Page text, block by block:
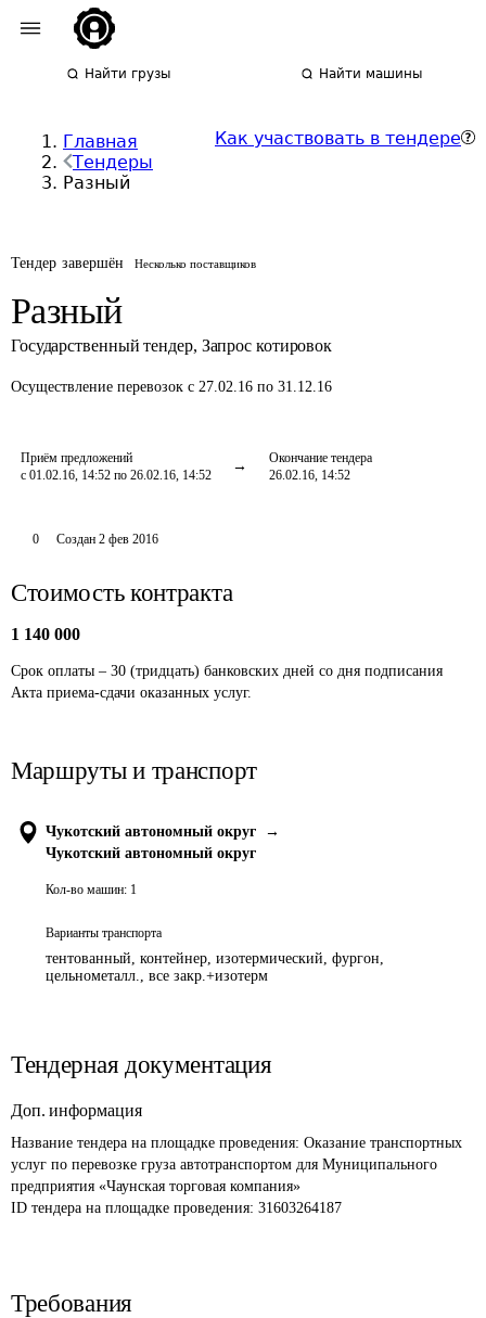
Найти грузы Найти машины
Главная
Тендеры
Разный
Как участвовать в тендере
Тендер завершён Несколько поставщиков
Разный
Государственный тендер, Запрос котировок
Осуществление перевозок с 27.02.16 по 31.12.16
Приём предложений
с 01.02.16, 14:52 по 26.02.16, 14:52
Окончание тендера
26.02.16, 14:52
0 Создан 2 фев 2016
Стоимость контракта
1 140 000
Срок оплаты – 30 (тридцать) банковских дней со дня подписания
Акта приема-сдачи оказанных услуг.
Маршруты и транспорт
Чукотский автономный округ
→
Чукотский автономный округ
Кол-во машин: 1
Варианты транспорта
тентованный, контейнер, изотермический, фургон,
цельнометалл., все закр.+изотерм
Тендерная документация
Доп. информация
Название тендера на площадке проведения: Оказание транспортных
услуг по перевозке груза автотранспортом для Муниципального
предприятия «Чаунская торговая компания»
ID тендера на площадке проведения: 31603264187
Требования